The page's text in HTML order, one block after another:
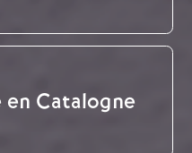
en Catalogne